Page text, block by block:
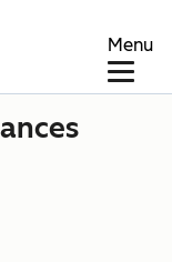
Menu